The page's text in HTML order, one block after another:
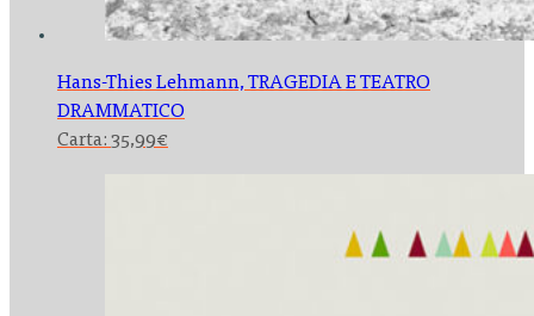
Hans-Thies Lehmann,TRAGEDIA E TEATRO
DRAMMATICO
Carta: 35,99€